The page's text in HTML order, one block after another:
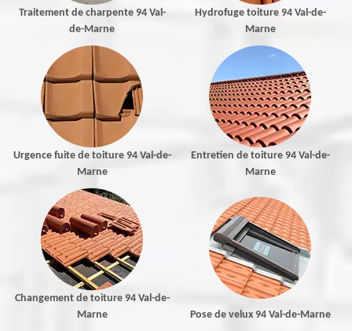
Traitement de charpente 94 Val-
de-Marne
Hydrofuge toiture 94 Val-de-
Marne
Urgence fuite de toiture 94 Val-de-
Marne
Entretien de toiture 94 Val-de-
Marne
Changement de toiture 94 Val-de-
Marne
Pose de velux 94 Val-de-Marne